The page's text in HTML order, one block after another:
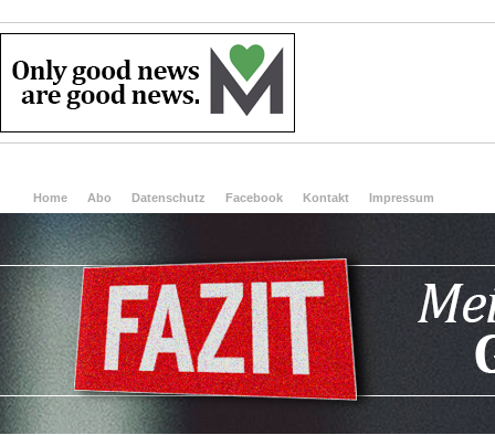
Home Abo Datenschutz Facebook Kontakt Impressum